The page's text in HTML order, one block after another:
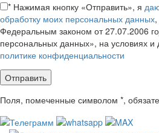
* Нажимая кнопку «Отправить», я
обработку моих персональных данных
Федеральным законом от 27.07.2006
персональных данных», на условиях
политике конфиденциальности
Поля, помеченные символом *,